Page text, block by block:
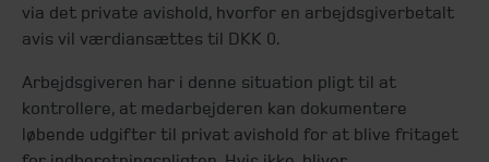
via det private avishold, hvorfor en arbejdsgiverbetalt
avis vil værdiansættes til DKK 0.
Arbejdsgiveren har i denne situation pligt til at
kontrollere, at medarbejderen kan dokumentere
løbende udgifter til privat avishold for at blive fritaget